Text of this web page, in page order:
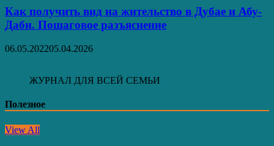
Как получить вид на жительство в Дубае и Абу-
Даби. Пошаговое разъяснение
06.05.202205.04.2026
ЖУРНАЛ ДЛЯ ВСЕЙ СЕМЬИ
Полезное
View All